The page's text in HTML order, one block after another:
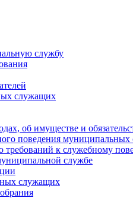
службу
служащих
об имуществе и
поведения муниципальных
к служебному
службе
служащих